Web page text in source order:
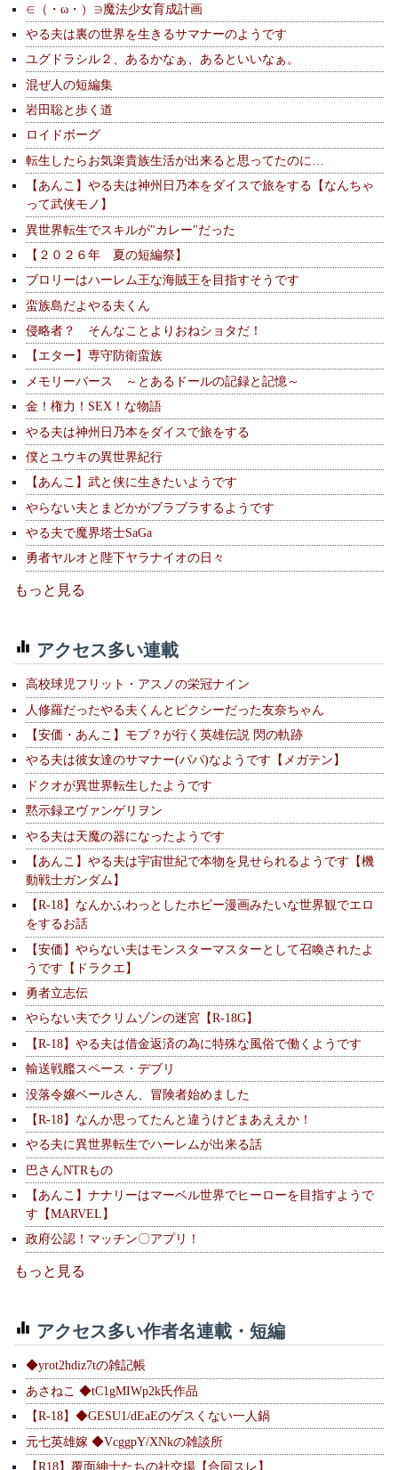
∈（・ω・）∋魔法少女育成計画
やる夫は裏の世界を生きるサマナーのようです
ユグドラシル２、あるかなぁ、あるといいなぁ。
混ぜ人の短編集
岩田聡と歩く道
ロイドボーグ
転生したらお気楽貴族生活が出来ると思ってたのに…
【あんこ】やる夫は神州日乃本をダイスで旅をする【なんちゃ
って武侠モノ】
異世界転生でスキルが"カレー"だった
【２０２６年 夏の短編祭】
ブロリーはハーレム王な海賊王を目指すそうです
蛮族島だよやる夫くん
侵略者？ そんなことよりおねショタだ！
【エター】専守防衛蛮族
メモリーバース ～とあるドールの記録と記憶～
金！権力！SEX！な物語
やる夫は神州日乃本をダイスで旅をする
僕とユウキの異世界紀行
【あんこ】武と侠に生きたいようです
やらない夫とまどかがブラブラするようです
やる夫で魔界塔士SaGa
勇者ヤルオと陛下ヤラナイオの日々
もっと見る
アクセス多い連載
高校球児フリット・アスノの栄冠ナイン
人修羅だったやる夫くんとピクシーだった友奈ちゃん
【安価・あんこ】モブ？が行く英雄伝説 閃の軌跡
やる夫は彼女達のサマナー(パパ)なようです【メガテン】
ドクオが異世界転生したようです
黙示録ヱヴァンゲリヲン
やる夫は天魔の器になったようです
【あんこ】やる夫は宇宙世紀で本物を見せられるようです【機
動戦士ガンダム】
【R-18】なんかふわっとしたホビー漫画みたいな世界観でエロ
をするお話
【安価】やらない夫はモンスターマスターとして召喚されたよ
うです【ドラクエ】
勇者立志伝
やらない夫でクリムゾンの迷宮【R-18G】
【R-18】やる夫は借金返済の為に特殊な風俗で働くようです
輸送戦艦スペース・デブリ
没落令嬢ベールさん、冒険者始めました
【R-18】なんか思ってたんと違うけどまあええか！
やる夫に異世界転生でハーレムが出来る話
巴さんNTRもの
【あんこ】ナナリーはマーベル世界でヒーローを目指すようで
す【MARVEL】
政府公認！マッチン〇アプリ！
もっと見る
アクセス多い作者名連載・短編
◆yrot2hdiz7tの雑記帳
あさねこ ◆tC1gMIWp2k氏作品
【R-18】◆GESU1/dEaEのゲスくない一人鍋
元七英雄嫁 ◆VcggpY/XNkの雑談所
【R18】覆面紳士たちの社交場【合同スレ】